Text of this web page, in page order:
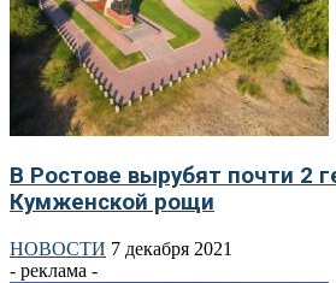
В Ростове вырубят почти 2
Кумженской рощи
НОВОСТИ 7 декабря 2021
- реклама -